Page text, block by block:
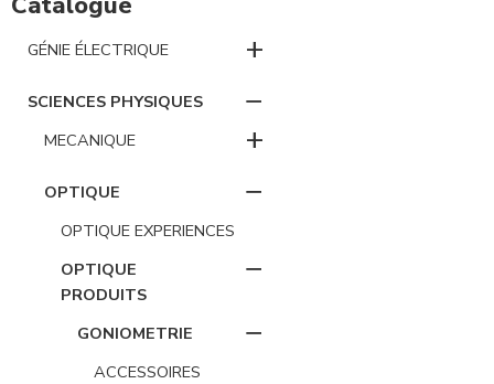
GÉNIE ÉLECTRIQUE +
SCIENCES PHYSIQUES −
MECANIQUE +
OPTIQUE −
OPTIQUE EXPERIENCES
OPTIQUE
PRODUITS
−
GONIOMETRIE −
ACCESSOIRES